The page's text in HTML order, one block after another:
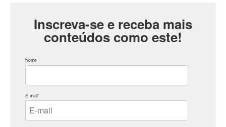
Inscreva-se e receba mais
conteúdos como este!
Nome
E-mail*